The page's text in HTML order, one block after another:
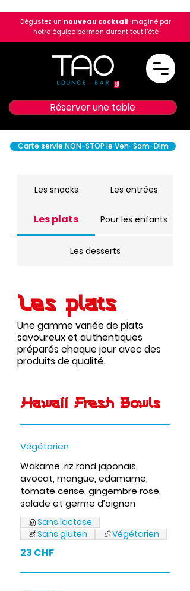
Réserver une table
Dégustez un nouveau cocktail imaginé par
notre équipe barman durant tout l'été
Les snacks Les entrées
Les plats Pour les enfants
Les desserts
Les plats
Une gamme variée de plats
savoureux et authentiques
préparés chaque jour avec des
produits de qualité.
Hawaii Fresh Bowls
Végétarien
Wakame, riz rond japonais,
avocat, mangue, edamame,
tomate cerise, gingembre rose,
salade et germe d’oignon
23 CHF
Sans lactose
Sans gluten
Végétarien
Carte servie NON-STOP le Ven-Sam-Dim